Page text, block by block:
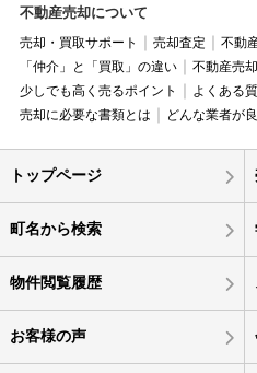
不動産売却について
売却・買取サポート 売却査定 不動
「仲介」と「買取」の違い
不動産売
少しでも高く売るポイント
よくある
売却に必要な書類とは
どんな業者が
トップページ
町名から検索
物件閲覧履歴
お客様の声